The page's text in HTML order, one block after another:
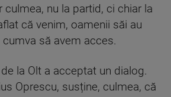
culmea, nu la partid, ci chiar la
că venim, oamenii săi au
să avem acces.
de la Olt a acceptat un dialog.
Oprescu, susține, culmea, că